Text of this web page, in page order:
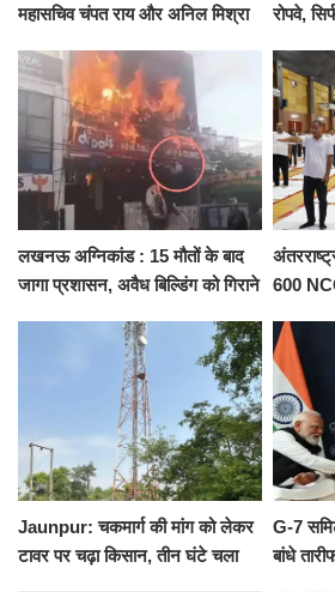
महासचिव चंपत राय और अनिल मिश्रा
को नहीं...
रोपवे,
किराया
लखनऊ अग्निकांड : 15 मौतों के बाद
जागा प्रशासन, अवैध बिल्डिंग को गिराने
600
संकल्प
Jaunpur: चकमार्ग की मांग को लेकर
टावर पर चढ़ा किसान, तीन घंटे चला
G-7
बांधे